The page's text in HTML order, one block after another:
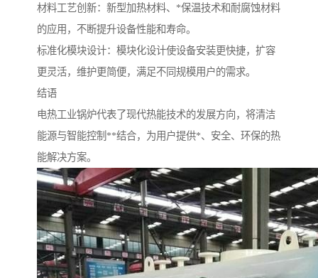
材料工艺创新：新型加热材料、*保温技术和耐腐蚀材料
的应用，不断提升设备性能和寿命。
标准化模块设计：模块化设计使设备安装更快捷，扩容
更灵活，维护更简便，满足不同规模用户的需求。
结语
电热工业锅炉代表了现代热能技术的发展方向，将清洁
能源与智能控制**结合，为用户提供*、安全、环保的热
能解决方案。